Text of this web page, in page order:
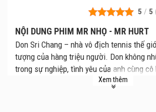
5 / 5
NỘI DUNG PHIM MR NHỌ - MR HURT
Don Sri Chang – nhà vô địch tennis thế
tượng của hàng triệu người. Don không
trong sự nghiệp, tình yêu của anh cùng
cũng làm nhiều người ghen tị cho đến khi
Xem thêm